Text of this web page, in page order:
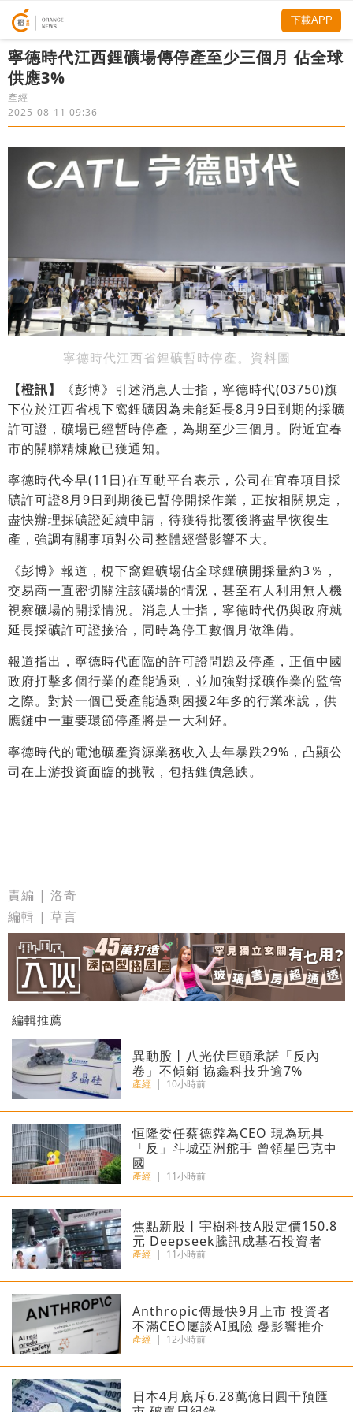
寧德時代江西鋰礦場傳停產至少三個月 佔全球
供應3%
產經
2025-08-11 09:36
寧德時代江西省鋰礦暫時停產。資料圖
【橙訊】
《彭博》引述消息人士指，寧德時代(03750)旗
下位於江西省梘下窩鋰礦因為未能延長8月9日到期的採礦
許可證，礦場已經暫時停產，為期至少三個月。附近宜春
市的關聯精煉廠已獲通知。
寧德時代今早(11日)在互動平台表示，公司在宜春項目採
礦許可證8月9日到期後已暫停開採作業，正按相關規定，
盡快辦理採礦證延續申請，待獲得批覆後將盡早恢復生
產，強調有關事項對公司整體經營影響不大。
《彭博》報道，梘下窩鋰礦場佔全球鋰礦開採量約3％，
交易商一直密切關注該礦場的情況，甚至有人利用無人機
視察礦場的開採情況。消息人士指，寧德時代仍與政府就
延長採礦許可證接洽，同時為停工數個月做準備。
報道指出，寧德時代面臨的許可證問題及停產，正值中國
政府打擊多個行業的產能過剩，並加強對採礦作業的監管
之際。對於一個已受產能過剩困擾2年多的行業來說，供
應鏈中一重要環節停產將是一大利好。
寧德時代的電池礦產資源業務收入去年暴跌29%，凸顯公
司在上游投資面臨的挑戰，包括鋰價急跌。
責編 | 洛奇
編輯 | 草言
編輯推薦
異動股丨八光伏巨頭承諾「反內
卷」不傾銷 協鑫科技升逾7%
產經 | 10小時前
恒隆委任蔡德粦為CEO 現為玩具
「反」斗城亞洲舵手 曾領星巴克中
國
產經 | 11小時前
焦點新股丨宇樹科技A股定價150.8
元 Deepseek騰訊成基石投資者
產經 | 11小時前
Anthropic傳最快9月上市 投資者
不滿CEO屢談AI風險 憂影響推介
產經 | 12小時前
日本4月底斥6.28萬億日圓干預匯
下載APP